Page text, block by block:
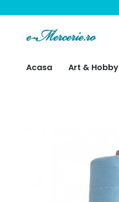
Acasa Art & Hobby